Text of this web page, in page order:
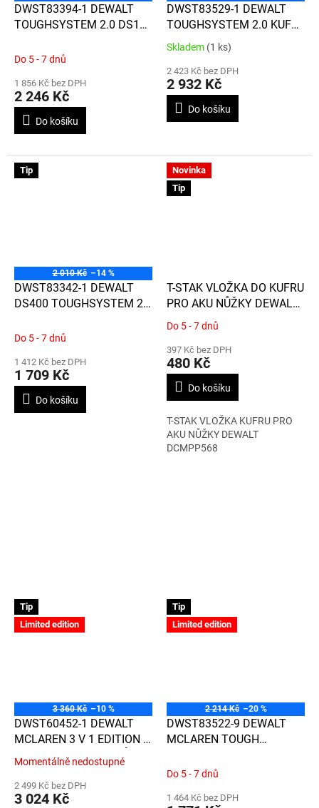
DWST83394-1 DEWALT
TOUGHSYSTEM 2.0 DS100
Do 5 - 7 dnů
1 856 Kč bez DPH
2 246 Kč
Do košíku
DWST83529-1 DEWALT
TOUGHSYSTEM 2.0 KUFR
S DVĚMA ŠUPLÍKY
Průměrné
produktu
je
4,0
Skladem (1 ks)
2 423 Kč bez DPH
2 932 Kč
Do košíku
Tip
2 010 Kč –14 %
DWST83342-1 DEWALT
DS400 TOUGHSYSTEM 2.0
Do 5 - 7 dnů
1 412 Kč bez DPH
1 709 Kč
Do košíku
Novinka
Tip
T-STAK VLOŽKA DO KUFRU
PRO AKU NŮŽKY DEWALT
DCMPP568
Průměrné
produktu
je
5,0
hvězdiček.
Do 5 - 7 dnů
397 Kč bez DPH
480 Kč
Do košíku
T-STAK VLOŽKA KUFRU PRO
AKU NŮŽKY DEWALT
DCMPP568
Tip
Limited edition
3 360 Kč –10 %
DWST60452-1 DEWALT
MCLAREN 3 V 1 EDITION T-
STAK SESTAVA KUFRŮ
Průměrné
produktu
je
Momentálně nedostupné
2 499 Kč bez DPH
3 024 Kč
Tip
Limited edition
2 214 Kč –20 %
DWST83522-9 DEWALT
MCLAREN TOUGH
NÁŘADÍ
Do 5 - 7 dnů
1 464 Kč bez DPH